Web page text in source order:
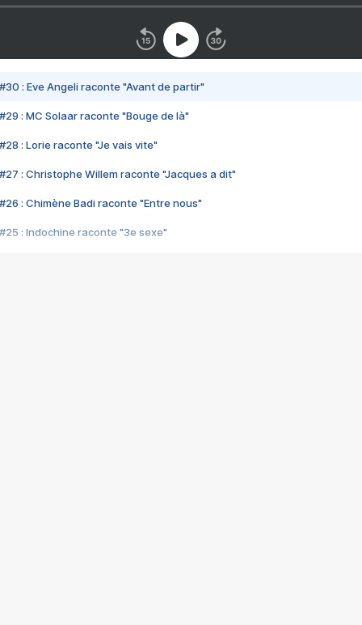
#30 : Eve Angeli raconte "Avant de partir"
#29 : MC Solaar raconte "Bouge de là"
#28 : Lorie raconte "Je vais vite"
#27 : Christophe Willem raconte "Jacques a dit"
#26 : Chimène Badi raconte "Entre nous"
#25 : Indochine raconte "3e sexe"